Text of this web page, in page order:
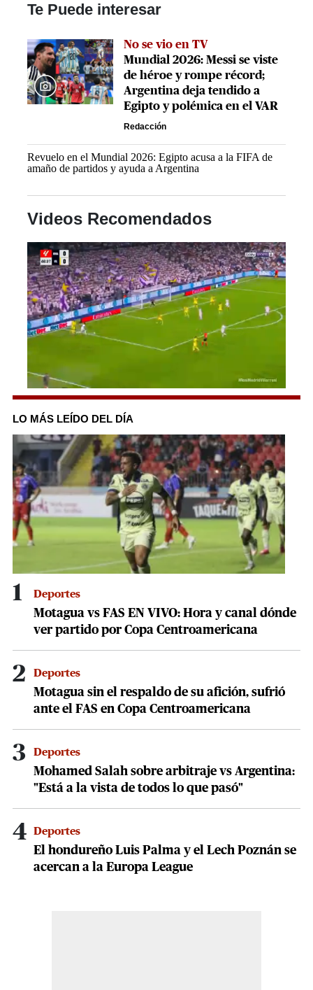
Te Puede interesar
No se vio en TV
Mundial 2026: Messi se viste
de héroe y rompe récord;
Argentina deja tendido a
Egipto y polémica en el VAR
Redacción
Revuelo en el Mundial 2026: Egipto acusa a la FIFA de
amaño de partidos y ayuda a Argentina
Videos Recomendados
0
of
1
minute,
37
seconds
LO MÁS LEÍDO DEL DÍA
1 Deportes
Motagua vs FAS EN VIVO: Hora y canal dónde
ver partido por Copa Centroamericana
2 Deportes
Motagua sin el respaldo de su afición, sufrió
ante el FAS en Copa Centroamericana
3 Deportes
Mohamed Salah sobre arbitraje vs Argentina:
"Está a la vista de todos lo que pasó"
4 Deportes
El hondureño Luis Palma y el Lech Poznán se
acercan a la Europa League